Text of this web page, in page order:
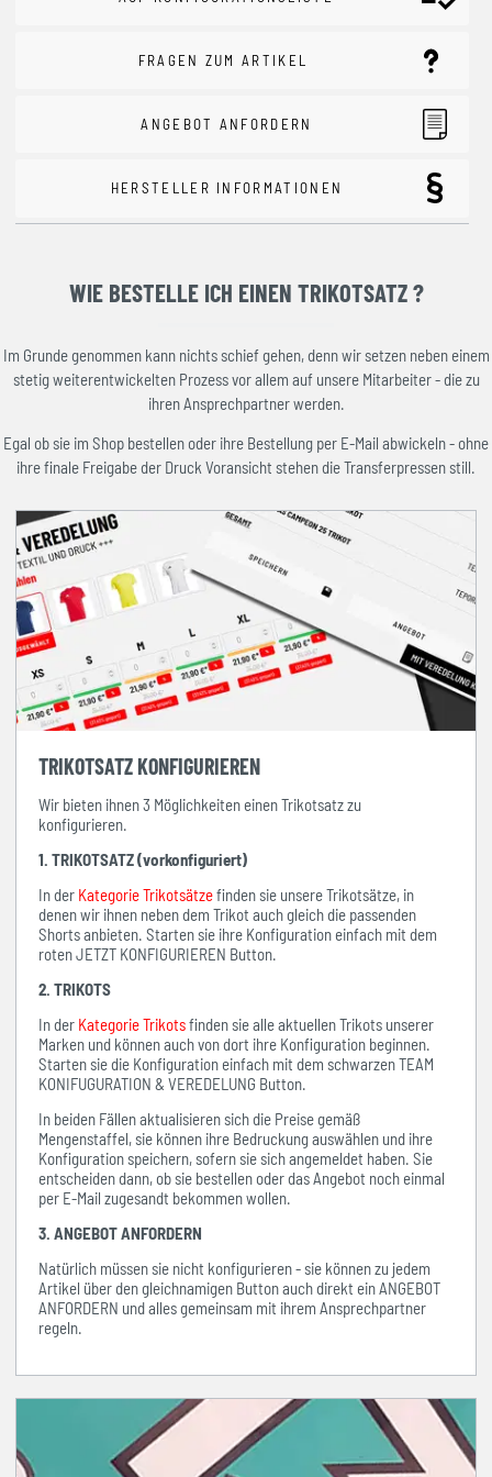
FRAGEN ZUM ARTIKEL
ANGEBOT ANFORDERN
HERSTELLER INFORMATIONEN
WIE BESTELLE ICH EINEN TRIKOTSATZ ?
Im Grunde genommen kann nichts schief gehen, denn wir setzen neben einem
stetig weiterentwickelten Prozess vor allem auf unsere Mitarbeiter - die zu
ihren Ansprechpartner werden.
Egal ob sie im Shop bestellen oder ihre Bestellung per E-Mail abwickeln - ohne
ihre finale Freigabe der Druck Voransicht stehen die Transferpressen still.
TRIKOTSATZ KONFIGURIEREN
Wir bieten ihnen 3 Möglichkeiten einen Trikotsatz zu
konfigurieren.
1. TRIKOTSATZ (vorkonfiguriert)
In der Kategorie Trikotsätzefinden sie unsere Trikotsätze, in
denen wir ihnen neben dem Trikot auch gleich die passenden
Shorts anbieten. Starten sie ihre Konfiguration einfach mit dem
roten JETZT KONFIGURIEREN Button.
2. TRIKOTS
In der Kategorie Trikotsfinden sie alle aktuellen Trikots unserer
Marken und können auch von dort ihre Konfiguration beginnen.
Starten sie die Konfiguration einfach mit dem schwarzen TEAM
KONIFUGURATION & VEREDELUNG Button.
In beiden Fällen aktualisieren sich die Preise gemäß
Mengenstaffel, sie können ihre Bedruckung auswählen und ihre
Konfiguration speichern, sofern sie sich angemeldet haben. Sie
entscheiden dann, ob sie bestellen oder das Angebot noch einmal
per E-Mail zugesandt bekommen wollen.
3. ANGEBOT ANFORDERN
Natürlich müssen sie nicht konfigurieren - sie können zu jedem
Artikel über den gleichnamigen Button auch direkt ein ANGEBOT
ANFORDERN und alles gemeinsam mit ihrem Ansprechpartner
regeln.